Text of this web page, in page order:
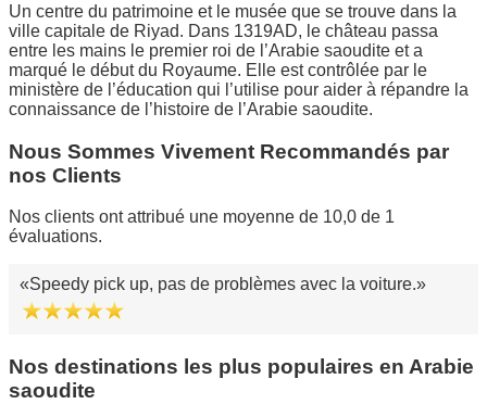
Un centre du patrimoine et le musée que se trouve dans la
ville capitale de Riyad. Dans 1319AD, le château passa
entre les mains le premier roi de l’Arabie saoudite et a
marqué le début du Royaume. Elle est contrôlée par le
ministère de l’éducation qui l’utilise pour aider à répandre la
connaissance de l’histoire de l’Arabie saoudite.
Nous Sommes Vivement Recommandés par
nos Clients
Nos clients ont attribué une moyenne de 10,0 de 1
évaluations.
Speedy pick up, pas de problèmes avec la voiture.
Nos destinations les plus populaires en Arabie
saoudite